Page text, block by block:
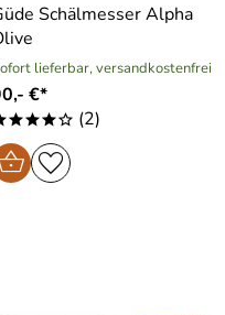
Schälmesser Alpha
lieferbar, versandkostenfrei
€*
(2)